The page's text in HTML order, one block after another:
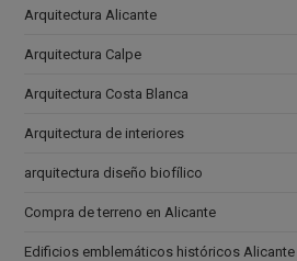
Arquitectura Alicante
Arquitectura Calpe
Arquitectura Costa Blanca
Arquitectura de interiores
arquitectura diseño biofílico
Compra de terreno en Alicante
Edificios emblemáticos históricos Alicante